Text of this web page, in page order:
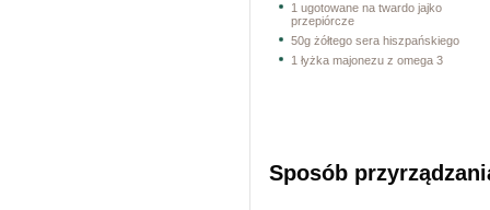
1 ugotowane na twardo jajko
przepiórcze
50g żółtego sera hiszpańskiego
1 łyżka majonezu z omega 3
Sposób